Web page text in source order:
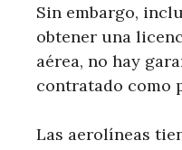
Sin embargo,
obtener una
aérea, no hay
contratado como
Las aerolíneas